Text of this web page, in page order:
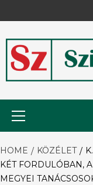
to
HOME KÖZÉLET
KÉT FORDULÓBAN,
MEGYEI